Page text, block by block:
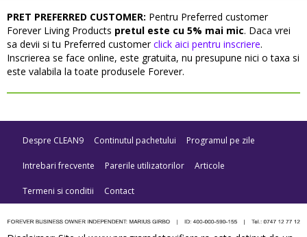
PRET PREFERRED CUSTOMER: Pentru Preferred customer
Forever Living Products pretul este cu 5% mai mic. Daca vrei
sa devii si tu Preferred customerclick aici pentru inscriere.
Inscrierea se face online, este gratuita, nu presupune nici o taxa si
este valabila la toate produsele Forever.
Despre CLEAN9 Continutul pachetului Programul pe zile
Intrebari frecvente Parerile utilizatorilor Articole
Termeni si conditii Contact